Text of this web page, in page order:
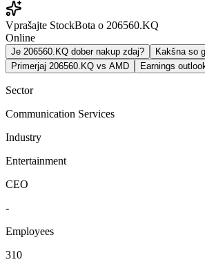
Vprašajte StockBota o 206560.KQ
Online
Je 206560.KQ dober nakup zdaj?
Kakšna so
Primerjaj 206560.KQ vs AMD
Earnings
Sector
Communication Services
Industry
Entertainment
CEO
-
Employees
310